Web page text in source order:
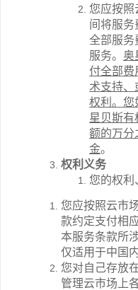
您应按照
间将服务
全部服务
服务。 奥
付全部费
术支持、
权利。您
星贝斯有
额的万分
金。
权利义务
您的权利
您应按照云市
款约定支付相
本服务条款所
仅适用于中国
您对自己存放
管理云市场 上